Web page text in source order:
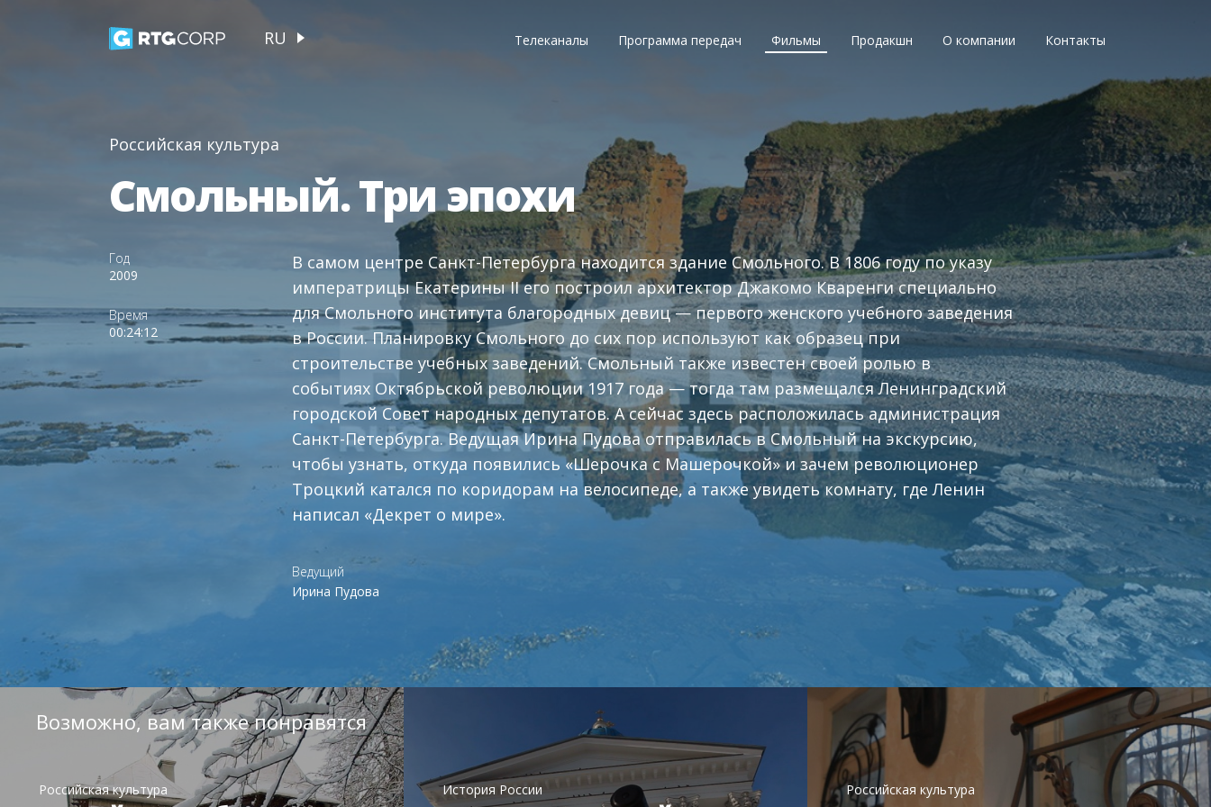
RU Телеканалы Программа передач Фильмы Продакшн О компании Контакты
Российская культура
Смольный. Три эпохи
Год
2009
Время
00:24:12
В самом центре Санкт-Петербурга находится здание Смольного. В 1806 году по указу
императрицы Екатерины II его построил архитектор Джакомо Кваренги специально
для Смольного института благородных девиц — первого женского учебного заведения
в России. Планировку Смольного до сих пор используют как образец при
строительстве учебных заведений. Смольный также известен своей ролью в
событиях Октябрьской революции 1917 года — тогда там размещался Ленинградский
городской Совет народных депутатов. А сейчас здесь расположилась администрация
Санкт-Петербурга. Ведущая Ирина Пудова отправилась в Смольный на экскурсию,
чтобы узнать, откуда появились «Шерочка с Машерочкой» и зачем революционер
Троцкий катался по коридорам на велосипеде, а также увидеть комнату, где Ленин
написал «Декрет о мире».
Ведущий
Ирина Пудова
Возможно, вам также понравятся
Российская культура История России Российская культура